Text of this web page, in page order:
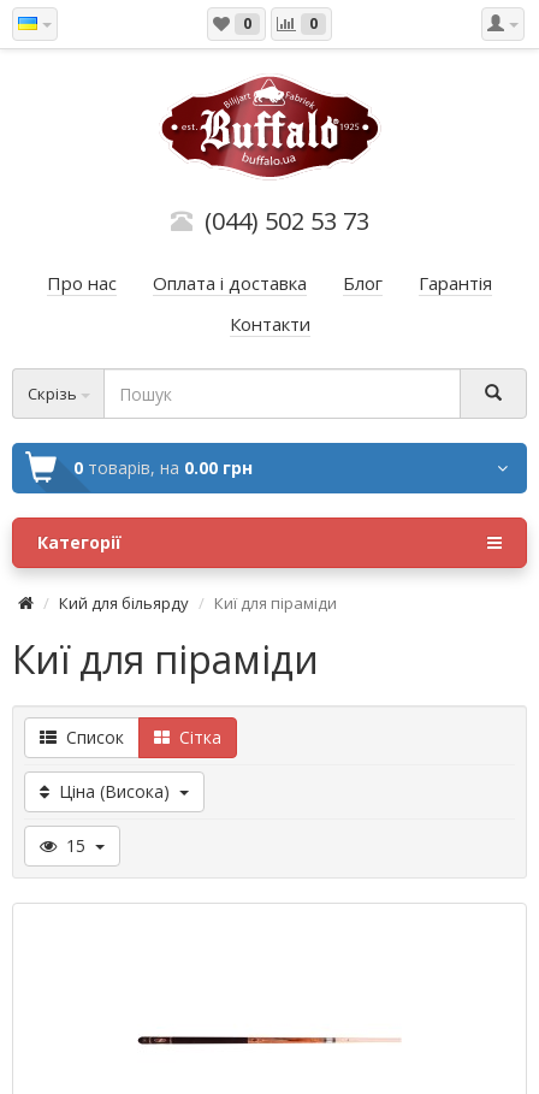
0 0
(044) 502 53 73
Про нас Оплата і доставка Блог
Гарантія
Контакти
Скрізь
0 товарів, на 0.00 грн
Категорії
Кий для більярду Киї для піраміди
Киї для піраміди
Список Сітка
Ціна (Висока)
15